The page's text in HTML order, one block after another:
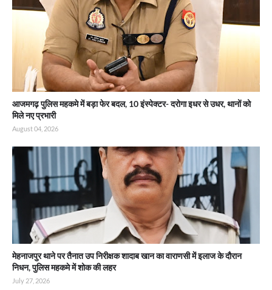
आजमगढ़ पुलिस महकमे में बड़ा फेर बदल, 10 इंस्पेक्टर- दरोगा इधर से उधर, थानों को
मिले नए प्रभारी
August 04, 2026
मेहनाजपुर थाने पर तैनात उप निरीक्षक शादाब खान का वाराणसी में इलाज के दौरान
निधन, पुलिस महकमे में शोक की लहर
July 27, 2026